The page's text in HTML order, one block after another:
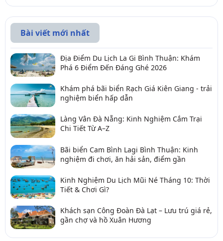
Bài viết mới nhất
Địa Điểm Du Lịch La Gi Bình Thuận: Khám
Phá 6 Điểm Đến Đáng Ghé 2026
Khám phá bãi biển Rạch Giá Kiên Giang - trải
nghiệm biển hấp dẫn
Làng Vân Đà Nẵng: Kinh Nghiệm Cắm Trại
Chi Tiết Từ A–Z
Bãi biển Cam Bình Lagi Bình Thuận: Kinh
nghiệm đi chơi, ăn hải sản, điểm gần
Kinh Nghiệm Du Lịch Mũi Né Tháng 10: Thời
Tiết & Chơi Gì?
Khách sạn Công Đoàn Đà Lạt – Lưu trú giá rẻ,
gần chợ và hồ Xuân Hương